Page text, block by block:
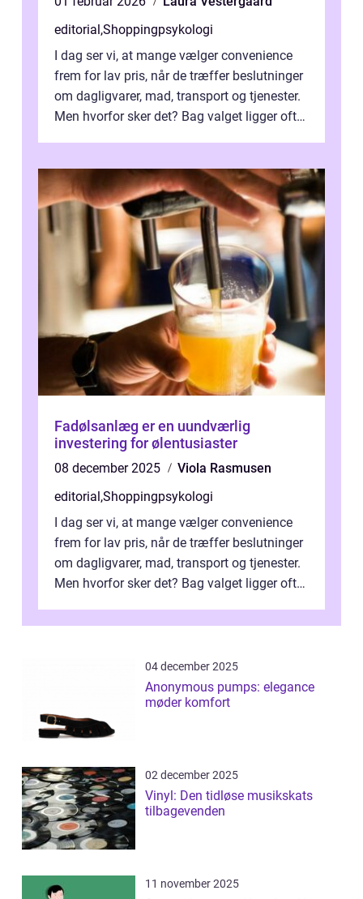
editorial,Shoppingpsykologi
I dag ser vi, at mange vælger convenience
frem for lav pris, når de træffer beslutninger
om dagligvarer, mad, transport og tjenester.
Men hvorfor sker det? Bag valget ligger ofte
Fadølsanlæg er en uundværlig
investering for ølentusiaster
08 december 2025
Viola Rasmusen
editorial,Shoppingpsykologi
I dag ser vi, at mange vælger convenience
frem for lav pris, når de træffer beslutninger
om dagligvarer, mad, transport og tjenester.
Men hvorfor sker det? Bag valget ligger ofte
04 december 2025
Anonymous pumps: elegance
møder komfort
02 december 2025
Vinyl: Den tidløse musikskats
tilbagevenden
11 november 2025